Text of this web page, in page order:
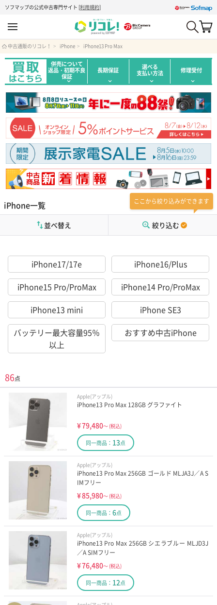
ソフマップの公式中古専門サイト [利用規約]
中古通販のリコレ！ iPhone iPhone13 Pro Max
併売について
返品・初期不良
保証
長期保証 選べる
支払い方法 修理受付
iPhone一覧 ここから絞り込みができます
絞り込む
並べ替え
iPhone17/17e
iPhone16/Plus
iPhone15 Pro/ProMax
iPhone14 Pro/ProMax
iPhone13 mini
iPhone SE3
バッテリー最大容量95％
以上
おすすめ中古iPhone
86点
Apple(アップル)
iPhone13 Pro Max 128GB グラファイト
¥79,480～ (税込)
同一商品： 13点
Apple(アップル)
iPhone13 Pro Max 256GB ゴールド MLJA3J／A S
IMフリー
¥85,980～ (税込)
同一商品： 6点
Apple(アップル)
iPhone13 Pro Max 256GB シエラブルー MLJD3J
／A SIMフリー
¥76,480～ (税込)
同一商品： 12点